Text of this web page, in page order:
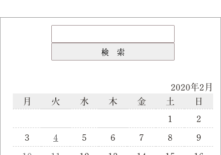
2020年2月
月
火 水 木 金 土
日
1
2
3
4 5 6 7 8
9